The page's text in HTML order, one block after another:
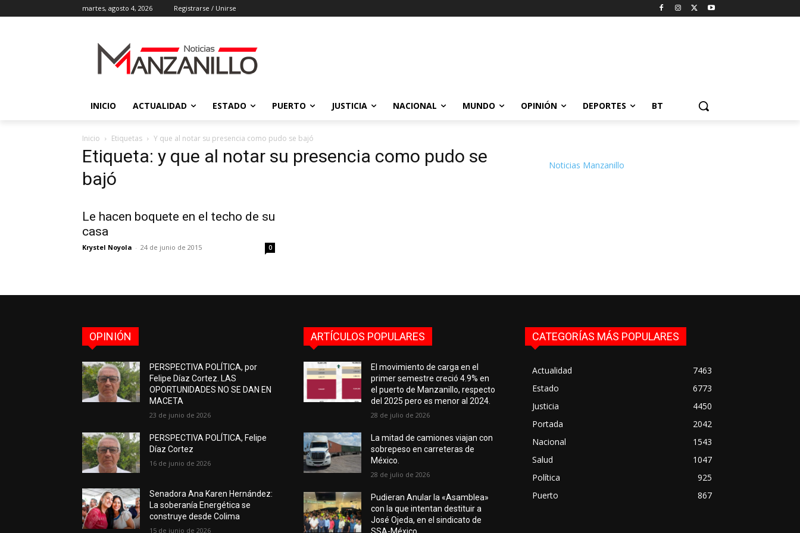
martes, agosto 4, 2026 Registrarse / Unirse
INICIO ACTUALIDAD ESTADO PUERTO JUSTICIA NACIONAL MUNDO OPINIÓN DEPORTES BT
Inicio Etiquetas Y que al notar su presencia como pudo se bajó
Etiqueta: y que al notar su presencia como pudo se
bajó
Le hacen boquete en el techo de su
casa
Krystel Noyola - 24 de junio de 2015 0
Noticias Manzanillo
OPINIÓN
PERSPECTIVA POLÍTICA, por
Felipe Díaz Cortez. LAS
OPORTUNIDADES NO SE DAN EN
MACETA
23 de junio de 2026
PERSPECTIVA POLÍTICA, Felipe
Díaz Cortez
16 de junio de 2026
Senadora Ana Karen Hernández:
La soberanía Energética se
construye desde Colima
15 de junio de 2026
ARTÍCULOS POPULARES
El movimiento de carga en el
primer semestre creció 4.9% en
el puerto de Manzanillo, respecto
del 2025 pero es menor al 2024.
28 de julio de 2026
La mitad de camiones viajan con
sobrepeso en carreteras de
México.
28 de julio de 2026
Pudieran Anular la «Asamblea»
con la que intentan destituir a
José Ojeda, en el sindicato de
CATEGORÍAS MÁS POPULARES
Actualidad
7463
Estado
6773
Justicia
4450
Portada
2042
Nacional
1543
Salud
1047
Política
925
Puerto
867